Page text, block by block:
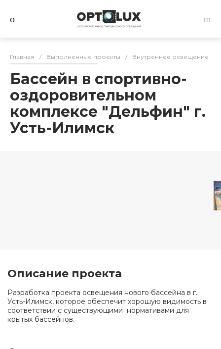
Главная / Выполненные проекты / Внутреннее освещение
Бассейн в спортивно-
оздоровительном
комплексе "Дельфин" г.
Усть-Илимск
Описание проекта
Разработка проекта освещения нового бассейна в г.
Усть-Илимск, которое обеспечит хорошую видимость в
соответствии с существующими нормативами для
крытых бассейнов.